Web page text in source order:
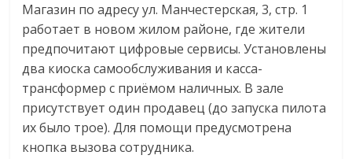
Commerce,
ритейле,
логистике,
технологиях,
соцсетях.
Нам
важно,
как
Магазин по адресу ул. Манчестерская, 3, стр. 1
работает в новом жилом районе, где жители
предпочитают цифровые сервисы. Установлены
два киоска самообслуживания и касса-
трансформер с приёмом наличных. В зале
присутствует один продавец (до запуска пилота
их было трое). Для помощи предусмотрена
кнопка вызова сотрудника.